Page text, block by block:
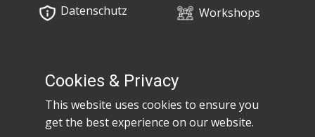
post@claudiaem.com
Datenschutz
Workshops
Kontakt
Cookies & Privacy
This website uses cookies to ensure you
get the best experience on our website.